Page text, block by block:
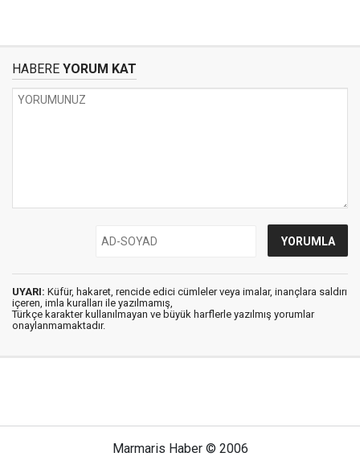
HABERE YORUM KAT
UYARI: Küfür, hakaret, rencide edici cümleler veya imalar, inançlara saldırı
içeren, imla kuralları ile yazılmamış,
Türkçe karakter kullanılmayan ve büyük harflerle yazılmış yorumlar
onaylanmamaktadır.
Marmaris Haber © 2006